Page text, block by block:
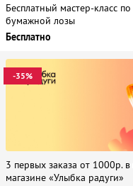
Бесплатный мастер-класс
бумажной лозы
Бесплатно
-35%
3 первых заказа от 1000р.
магазине «Улыбка радуги»